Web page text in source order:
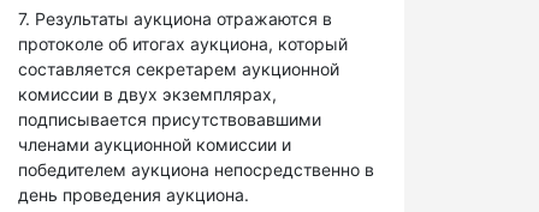
7. Результаты аукциона отражаются в
протоколе об итогах аукциона, который
составляется секретарем аукционной
комиссии в двух экземплярах,
подписывается присутствовавшими
членами аукционной комиссии и
победителем аукциона непосредственно в
день проведения аукциона.